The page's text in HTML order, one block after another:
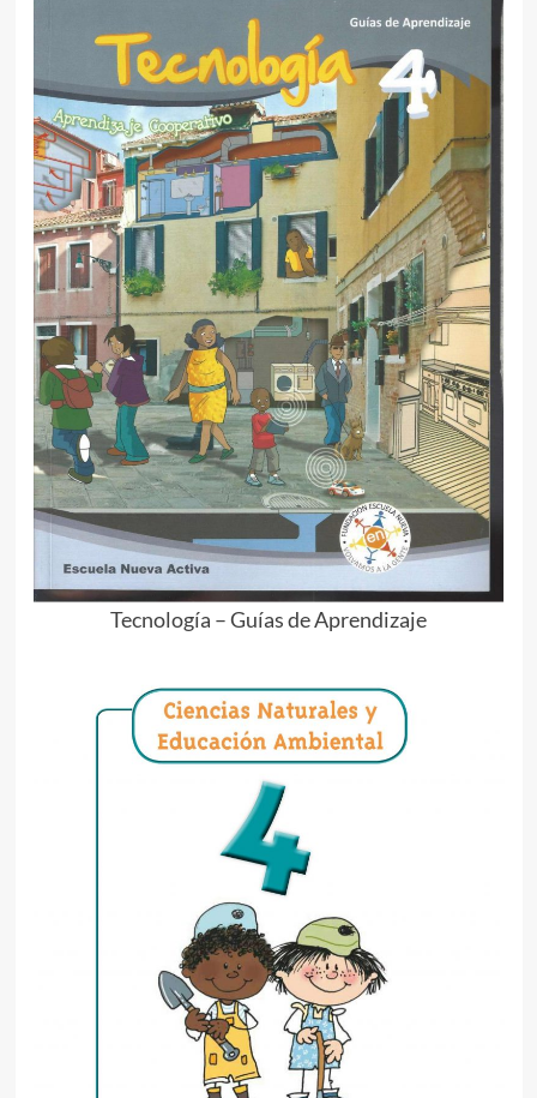
Tecnología – Guías de Aprendizaje